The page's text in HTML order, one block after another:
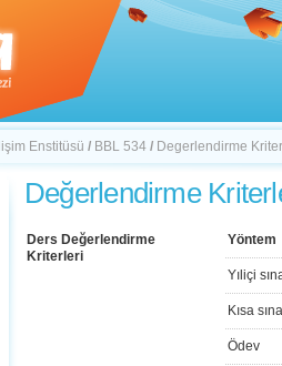
Enstitüsü / BBL 534 / Degerlendirme
Değerlendirme
Ders Değerlendirme
Kriterleri
Yöntem
Yıliçi
Kısa
Ödev